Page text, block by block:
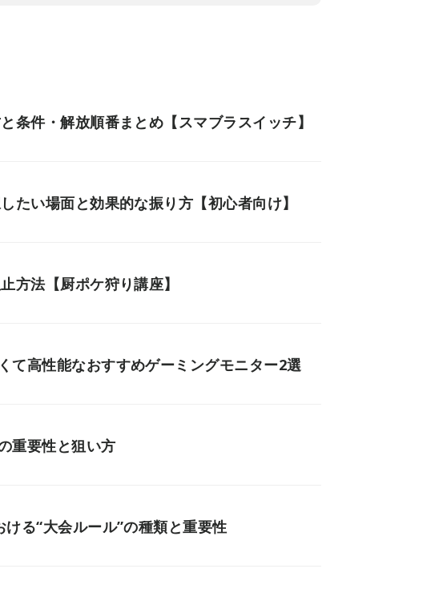
条件・解放順番まとめ【スマブラスイッチ】
たい場面と効果的な振り方【初心者向け】
方法【厨ポケ狩り講座】
て高性能なおすすめゲーミングモニター2選
重要性と狙い方
る“大会ルール”の種類と重要性